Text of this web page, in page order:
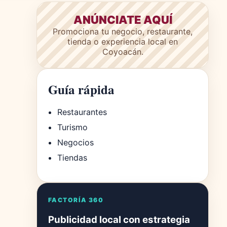
ANÚNCIATE AQUÍ
Promociona tu negocio, restaurante,
tienda o experiencia local en
Coyoacán.
Guía rápida
Restaurantes
Turismo
Negocios
Tiendas
FACTORÍA 360
Publicidad local con estrategia